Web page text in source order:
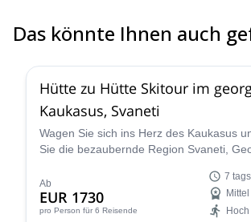
Das könnte Ihnen auch
Hütte zu Hütte Skitour im
Kaukasus, Svaneti
Wagen Sie sich ins Herz des Kaukasus
Sie die bezaubernde Region Svaneti,
Ilia, einem IFMGA-zertifizierten Skiführer.
ein in die unberührte Schönheit dieses
Landes, das für seine atemberaubende
Ab
EUR 1730
pro Person für 6 Reisende
7 tags
Mittel
Hoch